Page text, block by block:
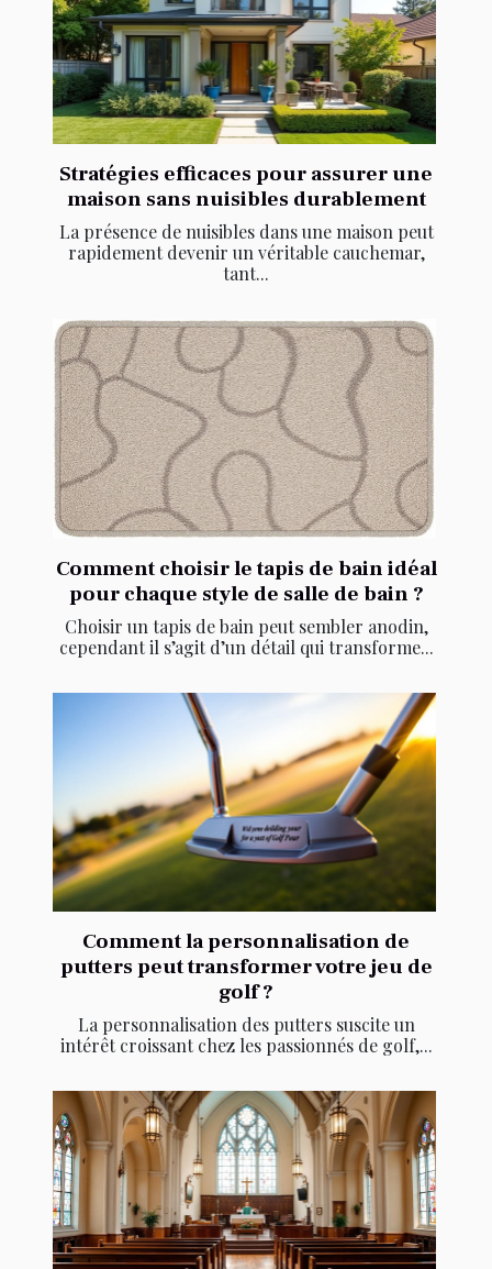
Stratégies efficaces pour assurer une
maison sans nuisibles durablement
La présence de nuisibles dans une maison peut
rapidement devenir un véritable cauchemar,
tant...
Comment choisir le tapis de bain idéal
pour chaque style de salle de bain ?
Choisir un tapis de bain peut sembler anodin,
cependant il s’agit d’un détail qui transforme...
Comment la personnalisation de
putters peut transformer votre jeu de
golf ?
La personnalisation des putters suscite un
intérêt croissant chez les passionnés de golf,...